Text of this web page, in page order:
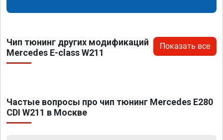
Чип тюнинг других модификаций
Mercedes E-class W211
Показать все
Частые вопросы про чип тюнинг Mercedes E280
CDI W211 в Москве